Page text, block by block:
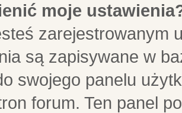
moje
zarejestrowanym
są zapisywane w
swojego panelu
forum. Ten panel